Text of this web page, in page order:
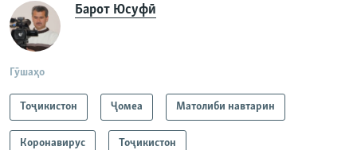
Барот Юсуфӣ
Гӯшаҳо
Тоҷикистон Ҷомeа Матолиби навтарин
Коронавирус Тоҷикистон